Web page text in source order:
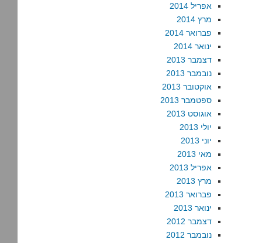
אפריל 2014
מרץ 2014
פברואר 2014
ינואר 2014
דצמבר 2013
נובמבר 2013
אוקטובר 2013
ספטמבר 2013
אוגוסט 2013
יולי 2013
יוני 2013
מאי 2013
אפריל 2013
מרץ 2013
פברואר 2013
ינואר 2013
דצמבר 2012
נובמבר 2012